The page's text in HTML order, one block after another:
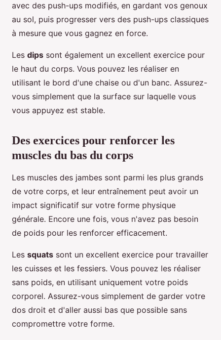
avec des push-ups modifiés, en gardant vos genoux
au sol, puis progresser vers des push-ups classiques
à mesure que vous gagnez en force.
Les dips sont également un excellent exercice pour
le haut du corps. Vous pouvez les réaliser en
utilisant le bord d'une chaise ou d'un banc. Assurez-
vous simplement que la surface sur laquelle vous
vous appuyez est stable.
Des exercices pour renforcer les
muscles du bas du corps
Les muscles des jambes sont parmi les plus grands
de votre corps, et leur entraînement peut avoir un
impact significatif sur votre forme physique
générale. Encore une fois, vous n'avez pas besoin
de poids pour les renforcer efficacement.
Les squats sont un excellent exercice pour travailler
les cuisses et les fessiers. Vous pouvez les réaliser
sans poids, en utilisant uniquement votre poids
corporel. Assurez-vous simplement de garder votre
dos droit et d'aller aussi bas que possible sans
compromettre votre forme.